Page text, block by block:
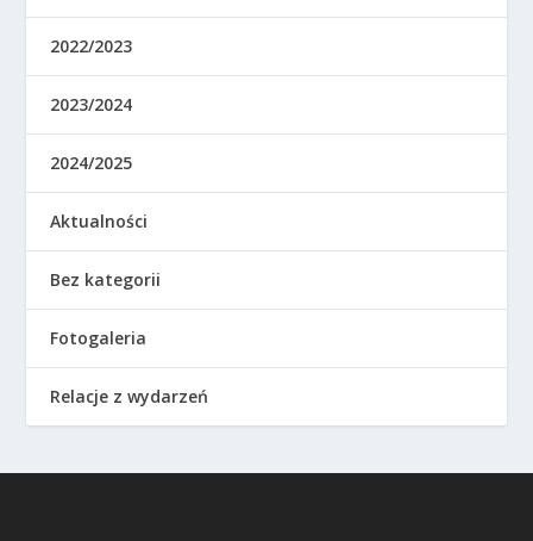
2022/2023
2023/2024
2024/2025
Aktualności
Bez kategorii
Fotogaleria
Relacje z wydarzeń